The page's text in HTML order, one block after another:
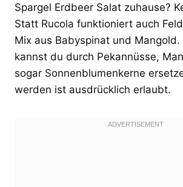
Spargel Erdbeer Salat zuhause?
Statt Rucola funktioniert auch
Mix aus Babyspinat und Mangold.
kannst du durch Pekannüsse,
sogar Sonnenblumenkerne
werden ist ausdrücklich erlaubt.